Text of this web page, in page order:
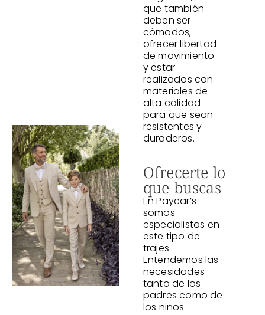
que también
deben ser
cómodos,
ofrecer libertad
de movimiento
y estar
realizados con
materiales de
alta calidad
para que sean
resistentes y
duraderos.
Ofrecerte lo
que buscas
En Paycar’s
somos
especialistas en
este tipo de
trajes.
Entendemos las
necesidades
tanto de los
padres como de
los niños